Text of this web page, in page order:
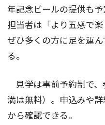
年記念ビールの提供も予
担当者は「より五感で楽
ぜひ多くの方に足を運
る。
見学は事前予約制で、
満は無料）。申込みや
から確認できる。